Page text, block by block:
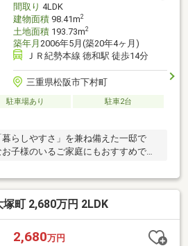
間取り 4LDK
建物面積98.41m2
土地面積193.73m2
築年月 2006年5月(築20年4ヶ月)
ＪＲ紀勢本線 徳和駅 徒歩14分
三重県松阪市下村町
駐車場あり
駐車2台
暮らしやすさ」を兼ね備えた一邸で
子様のいるご家庭にもおすすめで
町 2,680万円 2LDK
2,680万円